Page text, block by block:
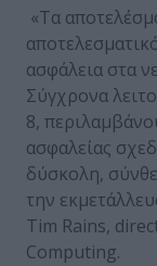
«Τα
ασφάλεια στα
Σύγχρονα
8,
ασφαλείας
δύσκολη,
την
Tim Rains,
Computing.